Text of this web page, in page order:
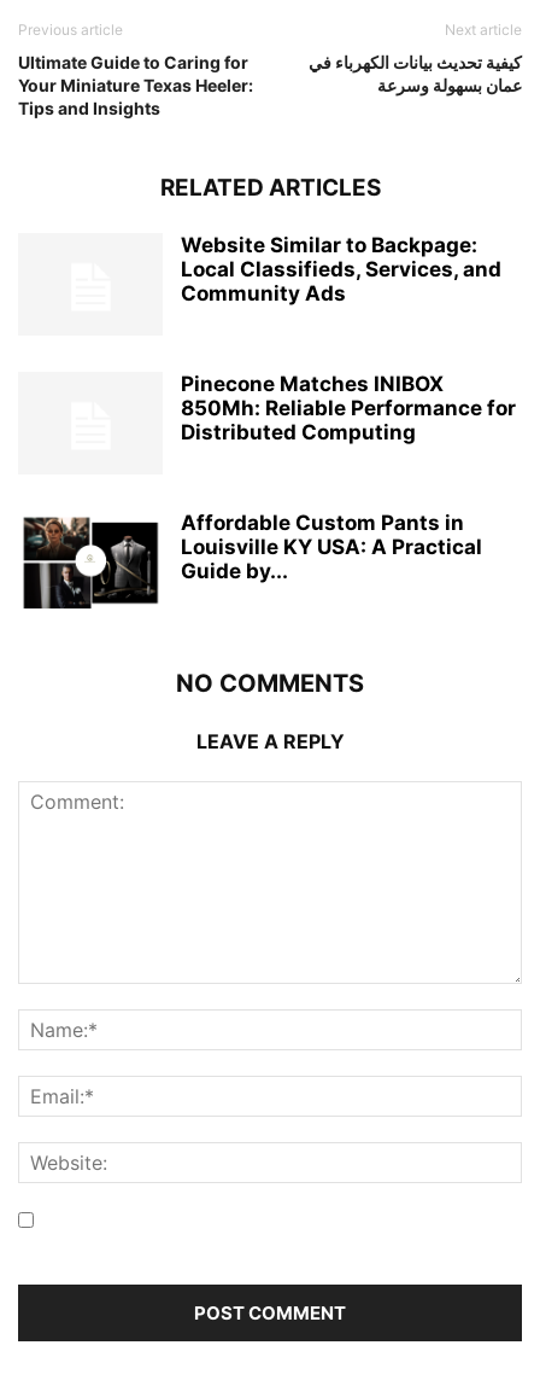
Previous article
Ultimate Guide to Caring for
Your Miniature Texas Heeler:
Tips and Insights
Next article
كيفية تحديث بيانات الكهرباء في
عمان بسهولة وسرعة
RELATED ARTICLES
Website Similar to Backpage:
Local Classifieds, Services, and
Community Ads
Pinecone Matches INIBOX
850Mh: Reliable Performance for
Distributed Computing
Affordable Custom Pants in
Louisville KY USA: A Practical
Guide by...
NO COMMENTS
LEAVE A REPLY